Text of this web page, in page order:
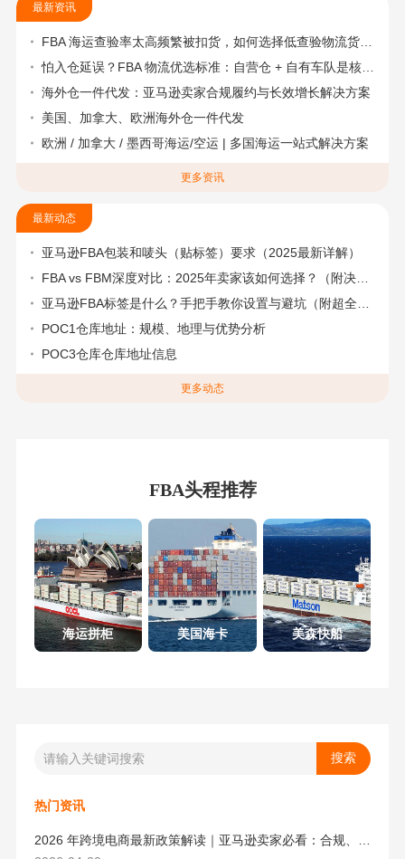
最新资讯
FBA 海运查验率太高频繁被扣货，如何选择低查验物流货代？
怕入仓延误？FBA 物流优选标准：自营仓 + 自有车队是核心硬指标
海外仓一件代发：亚马逊卖家合规履约与长效增长解决方案
美国、加拿大、欧洲海外仓一件代发
欧洲 / 加拿大 / 墨西哥海运/空运 | 多国海运一站式解决方案
更多资讯
最新动态
亚马逊FBA包装和唛头（贴标签）要求（2025最新详解）
FBA vs FBM深度对比：2025年卖家该如何选择？（附决策流程图）
亚马逊FBA标签是什么？手把手教你设置与避坑（附超全指南）
POC1仓库地址：规模、地理与优势分析
POC3仓库仓库地址信息
更多动态
FBA头程推荐
海运拼柜 美国海卡 美森快船
热门资讯